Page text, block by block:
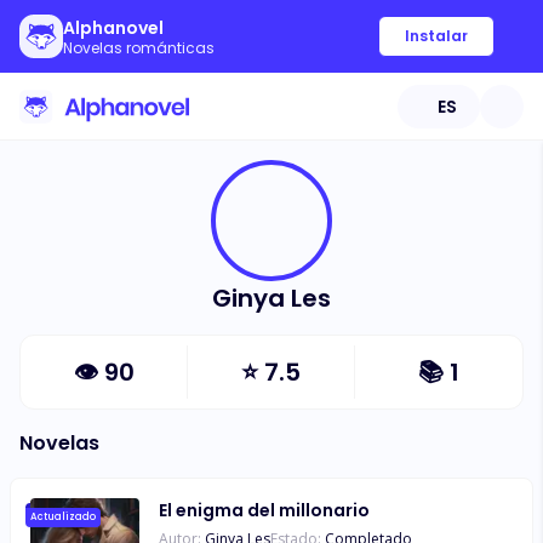
Alphanovel
Novelas románticas
Instalar
ES
Ginya Les
👁 90 ⭐7.5 📚 1
Novelas
Actualizado El enigma del millonario
Autor: Ginya LesEstado: Completado